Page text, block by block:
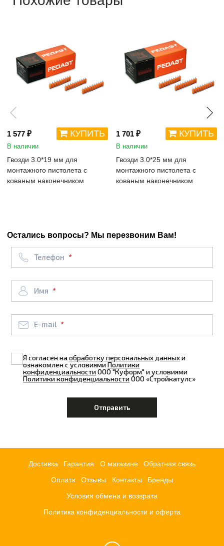
1 577 ₽ КУПИТЬ
В наличии
Гвозди 3.0*19 мм для
монтажного пистолета с
кованым наконечником
1 701 ₽ КУПИТЬ
В наличии
Гвозди 3.0*25 мм для
монтажного пистолета с
кованым наконечником
Остались вопросы? Мы перезвоним Вам!
Телефон
Имя
E-mail
Я согласен наобработку персональных данныхи
ознакомлен с условиямиПолитики
конфиденциальностиООО "Куформ" и условиями
Политики конфиденциальностиООО «Стройкатулс»
Доставка Гарантия О магазине Обратная связь
Оплата Отзывы Контакты Бренды
Условия обмена и возврата
Политика конфиденциальности и оферта